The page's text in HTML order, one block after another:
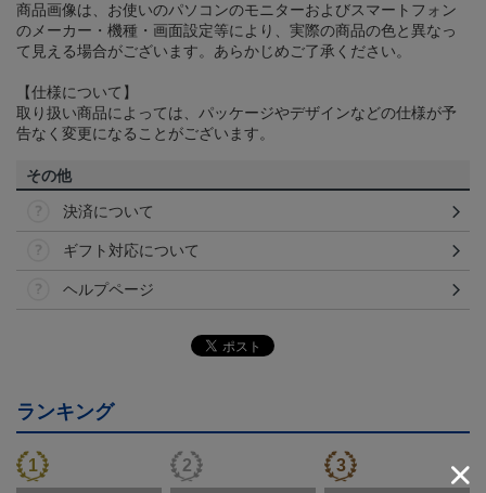
商品画像は、お使いのパソコンのモニターおよびスマートフォン
のメーカー・機種・画面設定等により、実際の商品の色と異なっ
て見える場合がございます。あらかじめご了承ください。
【仕様について】
取り扱い商品によっては、パッケージやデザインなどの仕様が予
告なく変更になることがございます。
その他
決済について
ギフト対応について
ヘルプページ
ランキング